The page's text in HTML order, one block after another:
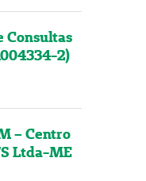
Consultas
2)
– Centro
Ltda-ME